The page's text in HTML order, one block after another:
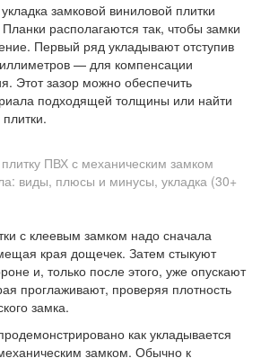
замковой виниловой плитки
располагаются так, чтобы замки
Первый ряд укладывают отступив
— для компенсации
Этот зазор можно обеспечить
подходящей толщины или найти
плитку ПВХ с механическим замком
с клеевым замком надо сначала
края дощечек. Затем стыкуют
и, только после этого, уже опускают
проглаживают, проверяя плотность
замка.
как укладывается
замком. Обычно к